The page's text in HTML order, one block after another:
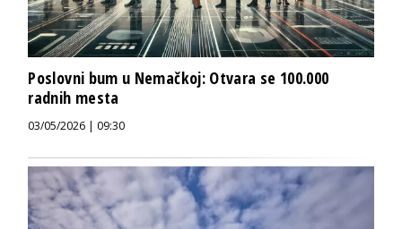
Poslovni bum u Nemačkoj: Otvara se 100.000
radnih mesta
03/05/2026 | 09:30